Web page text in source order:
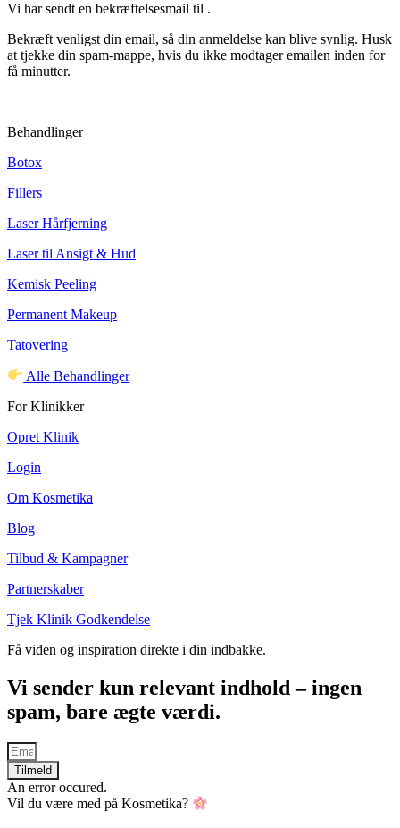
Vi har sendt en bekræftelsesmail til .
Bekræft venligst din email, så din anmeldelse kan blive synlig. Husk
at tjekke din spam-mappe, hvis du ikke modtager emailen inden for
få minutter.
Behandlinger
Botox
Fillers
Laser Hårfjerning
Laser til Ansigt & Hud
Kemisk Peeling
Permanent Makeup
Tatovering
Alle Behandlinger
For Klinikker
Opret Klinik
Login
Om Kosmetika
Blog
Tilbud & Kampagner
Partnerskaber
Tjek Klinik Godkendelse
Få viden og inspiration direkte i din indbakke.
Vi sender kun relevant indhold – ingen
spam, bare ægte værdi.
Tilmeld
An error occured.
Vil du være med på Kosmetika?